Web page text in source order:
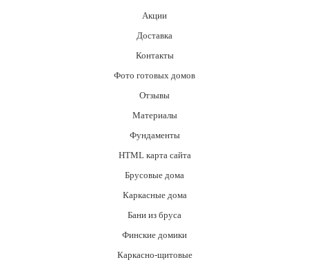
Акции
Доставка
Контакты
Фото готовых домов
Отзывы
Материалы
Фундаменты
HTML карта сайта
Брусовые дома
Каркасные дома
Бани из бруса
Финские домики
Каркасно-щитовые